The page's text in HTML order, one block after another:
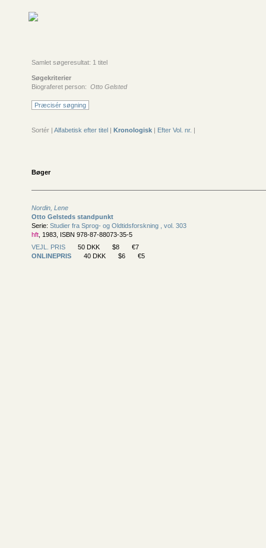
Samlet søgeresultat: 1 titel
Søgekriterier
Biograferet person: Otto Gelsted
Præcisér søgning
Sortér | Alfabetisk efter titel | Kronologisk | Efter Vol. nr. |
Bøger
Nordin, Lene
Otto Gelsteds standpunkt
Serie: Studier fra Sprog- og Oldtidsforskning , vol. 303
hft , 1983, ISBN 978-87-88073-35-5
VEJL. PRIS
50 DKK $8
€7
ONLINEPRIS
40 DKK $6 €5